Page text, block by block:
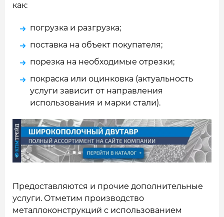
как:
погрузка и разгрузка;
поставка на объект покупателя;
порезка на необходимые отрезки;
покраска или оцинковка (актуальность
услуги зависит от направления
использования и марки стали).
Предоставляются и прочие дополнительные
услуги. Отметим производство
металлоконструкций с использованием